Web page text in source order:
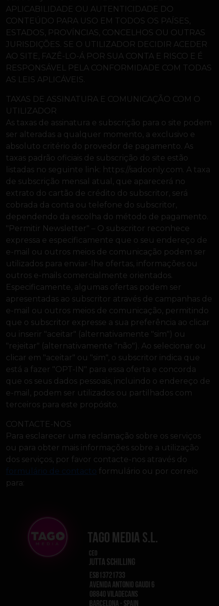
APLICABILIDADE OU AUTENTICIDADE DO
CONTEÚDO PARA USO EM TODOS OS PAÍSES,
ESTADOS, PROVÍNCIAS, CONCELHOS OU OUTRAS
JURISDIÇÕES. SE O UTILIZADOR DECIDIR ACEDER
AO SITE, FAZÊ-LO-Á POR SUA CONTA E RISCO E É
RESPONSÁVEL PELA CONFORMIDADE COM TODAS
AS LEIS APLICÁVEIS.
TAXAS DE ASSINATURA E COMUNICAÇÃO COM O
UTILIZADOR
As taxas de assinatura e subscrição para o site podem
ser alteradas a qualquer momento, a exclusivo e
absoluto critério do provedor de pagamento. As
taxas padrão oficiais de subscrição do site estão
listadas no seguinte link: https://sadoonly.com. A taxa
de subscrição mensal atual, que aparecerá no
extrato do cartão de crédito do subscritor, será
cobrada da conta ou telefone do subscritor,
dependendo da escolha do método de pagamento.
"Permitir Newsletter" – O subscritor reconhece
expressa e especificamente que o seu endereço de
e-mail ou outros meios de comunicação podem ser
utilizados para enviar-lhe ofertas, informações ou
outros e-mails comercialmente orientados.
Especificamente, algumas ofertas podem ser
apresentadas ao subscritor através de campanhas de
e-mail ou outros meios de comunicação, permitindo
que o subscritor expresse a sua preferência ao clicar
ou inserir "aceitar" (alternativamente "sim") ou
"rejeitar" (alternativamente "não"). Ao selecionar ou
clicar em "aceitar" ou "sim", o subscritor indica que
está a fazer "OPT-IN" para essa oferta e concorda
que os seus dados pessoais, incluindo o endereço de
e-mail, podem ser utilizados ou partilhados com
terceiros para este propósito.
CONTACTE-NOS
Para esclarecer uma reclamação sobre os serviços
ou para obter mais informações sobre a utilização
dos serviços, por favor contacte-nos através do
formulário de contacto formulário ou por correio
para: